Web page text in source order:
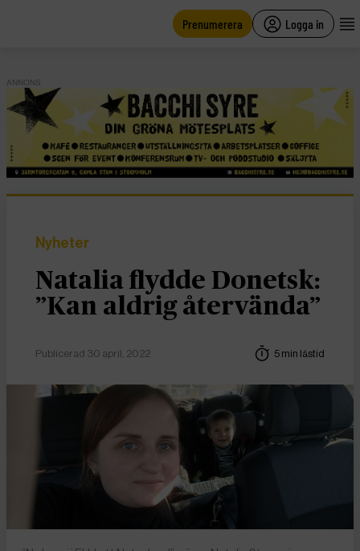
Prenumerera Logga in
ANNONS
Nyheter
Natalia flydde Donetsk:
”Kan aldrig återvända”
Publicerad 30 april, 2022 5 min lästid